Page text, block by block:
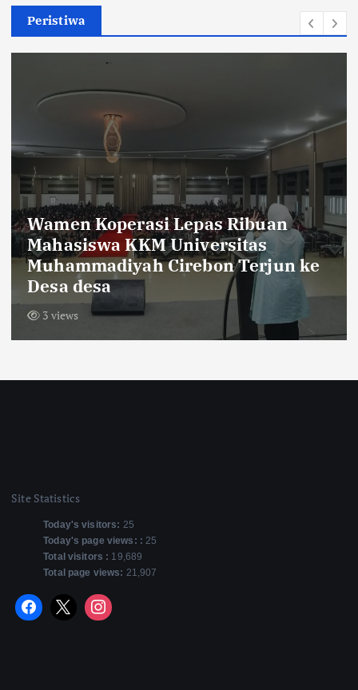
Peristiwa
Sambut HUT RI ke-81,Warga Dusun
Krajan Tengah Pasang Bendera
Merah Putih Sepanjang 600 Meter
9 views
Site Statistics
Today's visitors: 25
Today's page views: : 25
Total visitors : 19,689
Total page views: 21,907